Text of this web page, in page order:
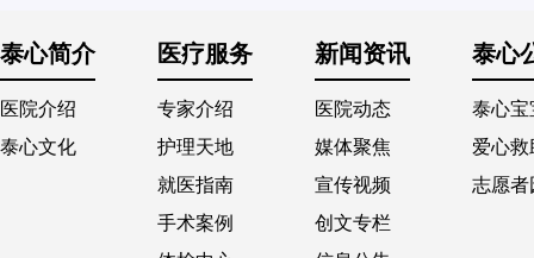
泰心简介 医疗服务 新闻资讯 泰心
医院介绍
泰心文化
专家介绍
护理天地
就医指南
手术案例
医院动态
媒体聚焦
宣传视频
创文专栏
泰心宝
爱心
志愿者